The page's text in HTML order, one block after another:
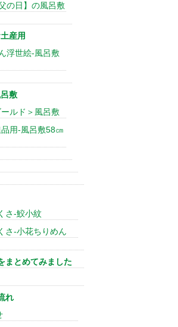
の日】の風呂敷
産用
浮世絵-風呂敷
敷
ルド＞風呂敷
用-風呂敷58㎝
さ-鮫小紋
さ-小花ちりめん
まとめてみました
れ